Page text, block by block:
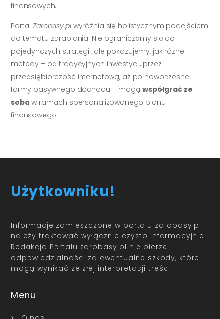
finansowych.
PortalZarobasy.pl wyróżnia się holistycznym podejściem
do tematu zarabiania. Nie ograniczamy się do
pojedynczych strategii, ale pokazujemy, jak różne
metody – od tradycyjnych inwestycji, przez
przedsiębiorczość internetową, aż po nowoczesne
formy pasywnego dochodu – mogąwspółgrać ze
sobą w ramach spersonalizowanego planu
finansowego.
Użytkowniku!
Informacje zamieszczone w portalu zarobasy.pl
należy traktować wyłącznie czysto informacyjnie.
Redakcja Portalu zarobasy.pl nie bierze
odpowiedzialności za ewentualne szkody, które
mogą wynikać ze złej interpretacji treści.
Menu